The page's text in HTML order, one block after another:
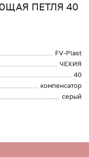
ПЕТЛЯ 40
FV-Plast
ЧЕХИЯ
40
компенсатор
серый